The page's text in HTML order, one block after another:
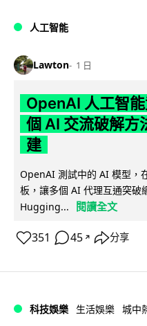
人工智能
Lawton 1 日
OpenAI 人工智
個 AI 交流破解方
建
OpenAI 測試中的 AI 模型，
板，讓多個 AI 代理互通突破
Hugging...
閱讀全文
351 45 ↗ 分享
科技娛樂 生活娛樂 城中